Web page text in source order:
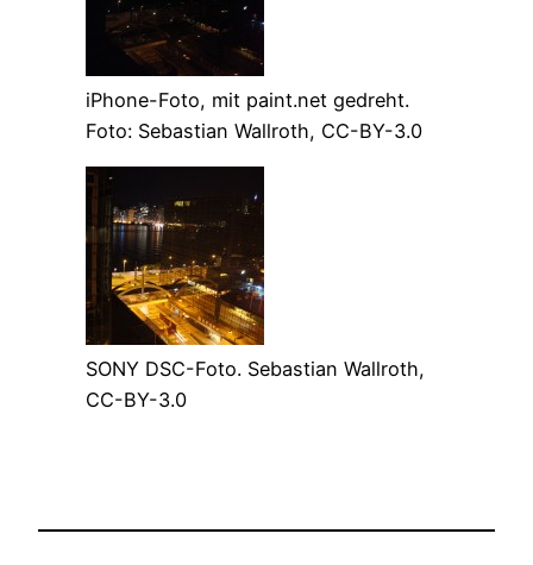
iPhone-Foto, mit paint.net gedreht.
Foto: Sebastian Wallroth, CC-BY-3.0
SONY DSC-Foto. Sebastian Wallroth,
CC-BY-3.0